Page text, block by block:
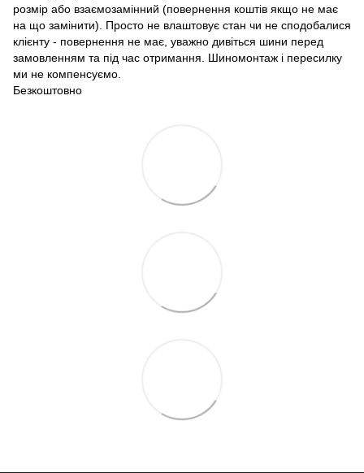
розмір або взаємозамінний (повернення коштів якщо не має
на що замінити). Просто не влаштовує стан чи не сподобалися
клієнту - повернення не має, уважно дивіться шини перед
замовленням та під час отримання. Шиномонтаж і пересилку
ми не компенсуємо.
Безкоштовно